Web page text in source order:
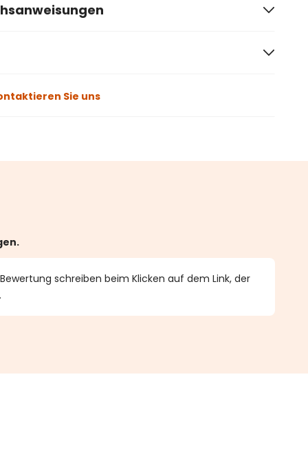
Sie uns
schreiben beim Klicken auf dem Link, der